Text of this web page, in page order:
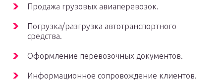
Продажа грузовых авиаперевозок.
Погрузка/разгрузка автотранспортного
средства.
Оформление перевозочных документов.
Информационное сопровождение клиентов.